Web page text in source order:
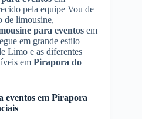
pela equipe Vou de
de limousine,
para eventos em
em grande estilo
Limo e as diferentes
em Pirapora do
eventos em Pirapora